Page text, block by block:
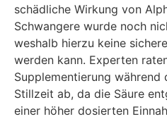
schädliche Wirkung von
Schwangere wurde noch
weshalb hierzu keine
werden kann. Experten
Supplementierung während
Stillzeit ab, da die Säure
einer höher dosierten